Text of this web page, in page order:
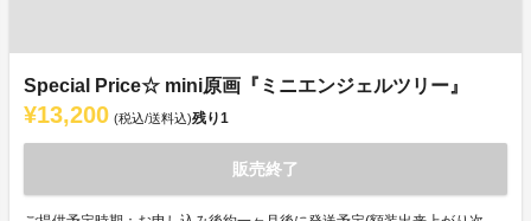
Special Price☆ mini原画『ミニエンジェルツリー』
¥13,200 (税込/送料込)残り1
販売終了